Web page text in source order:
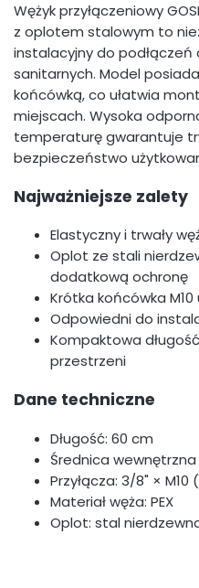
Wężyk przyłączeniowy
z oplotem stalowym to
instalacyjny do
sanitarnych. Model
końcówką, co ułatwia
miejscach. Wysoka
temperaturę gwarantuje
bezpieczeństwo
Najważniejsze zalety
Elastyczny i trwały
Oplot ze stali
dodatkową ochronę
Krótka końcówka
Odpowiedni do
Kompaktowa
przestrzeni
Dane techniczne
Długość: 60 cm
Średnica
Przyłącza: 3/8" ×
Materiał węża: PEX
Oplot: stal